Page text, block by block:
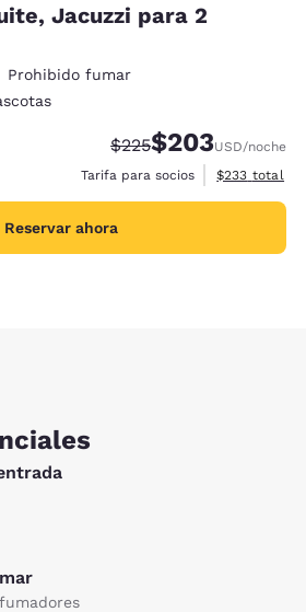
Jacuzzi para 2
Prohibido fumar
Precio tachado:
$225Precio con
$203USD/noche
Tarifa para socios
Ver detalles
$233 total
Reservar ahora